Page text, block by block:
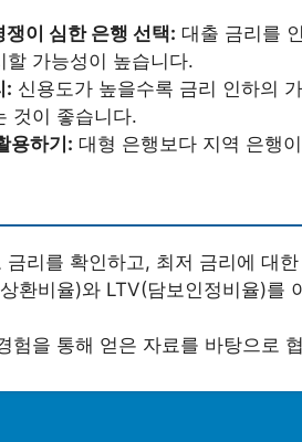
쟁이 심한 은행 선택: 대출 금리를
할 가능성이 높습니다.
: 신용도가 높을수록 금리 인하의
것이 좋습니다.
용하기: 대형 은행보다 지역 은행
금리를 확인하고, 최저 금리에 대
환비율)와 LTV(담보인정비율)를
험을 통해 얻은 자료를 바탕으로